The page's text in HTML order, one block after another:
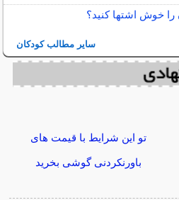
را خوش اشتها کنید؟
سایر مطالب کودکان
تو این شرایط با قیمت های
باورنکردنی گوشی بخرید